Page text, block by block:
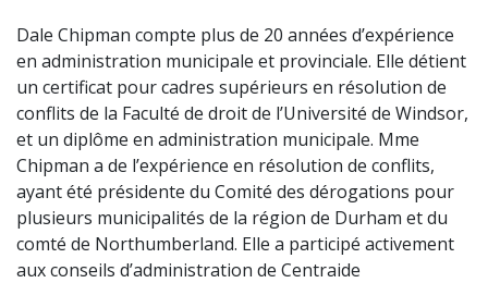
Dale Chipman compte plus de 20 années d’expérience
en administration municipale et provinciale. Elle détient
un certificat pour cadres supérieurs en résolution de
conflits de la Faculté de droit de l’Université de Windsor,
et un diplôme en administration municipale. Mme
Chipman a de l’expérience en résolution de conflits,
ayant été présidente du Comité des dérogations pour
plusieurs municipalités de la région de Durham et du
comté de Northumberland. Elle a participé activement
aux conseils d’administration de Centraide